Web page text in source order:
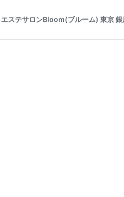
ステサロンBloom(ブルーム) 東京